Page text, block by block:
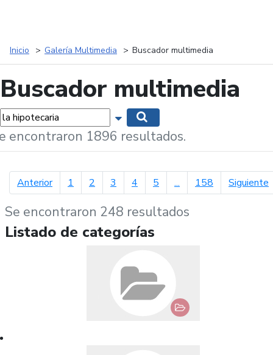
Inicio Galería Multimedia Buscador multimedia
Buscador multimedia
Mostrar opciones de búsqueda
encontraron 1896 resultados.
Anteriorpágina anterior
1 2 3 4 5 ... 158 Siguiente
Se encontraron 248 resultados
Listado de categorías